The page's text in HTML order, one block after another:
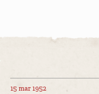
15 mar 1952